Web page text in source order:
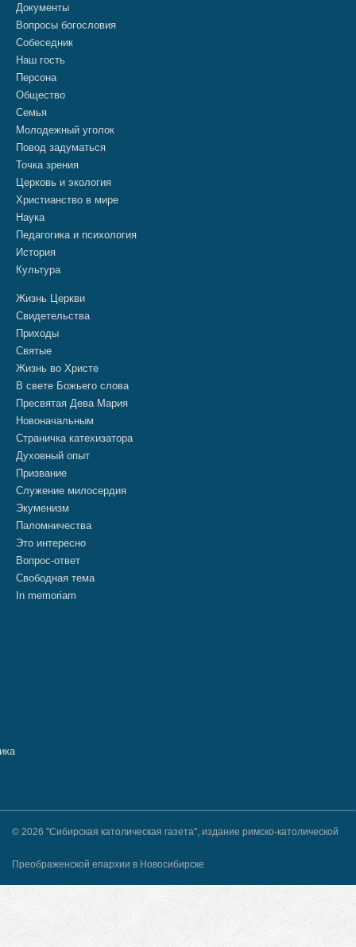
Документы
Вопросы богословия
Собеседник
Наш гость
Персона
Общество
Семья
Молодежный уголок
Повод задуматься
Точка зрения
Церковь и экология
Христианство в мире
Наука
Педагогика и психология
История
Культура
Жизнь Церкви
Свидетельства
Приходы
Святые
Жизнь во Христе
В свете Божьего слова
Пресвятая Дева Мария
Новоначальным
Страничка катехизатора
Духовный опыт
Призвание
Служение милосердия
Экуменизм
Паломничества
Это интересно
Вопрос-ответ
Свободная тема
In memoriam
© 2026 "Сибирская католическая газета", издание римско-католической
Преображенской епархии в Новосибирске